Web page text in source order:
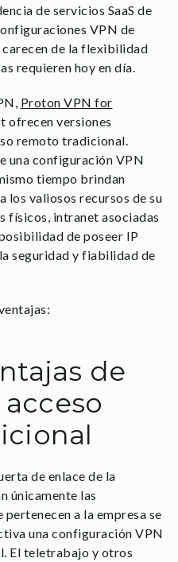
de servicios SaaS de
VPN de
de la flexibilidad
requieren hoy en día.
Proton VPN for
ofrecen versiones
remoto tradicional.
una configuración VPN
tiempo brindan
los valiosos recursos de su
físicos, intranet asociadas
de poseer IP
seguridad y fiabilidad de
de
de enlace de la
únicamente las
a la empresa se
una configuración VPN
El teletrabajo y otros